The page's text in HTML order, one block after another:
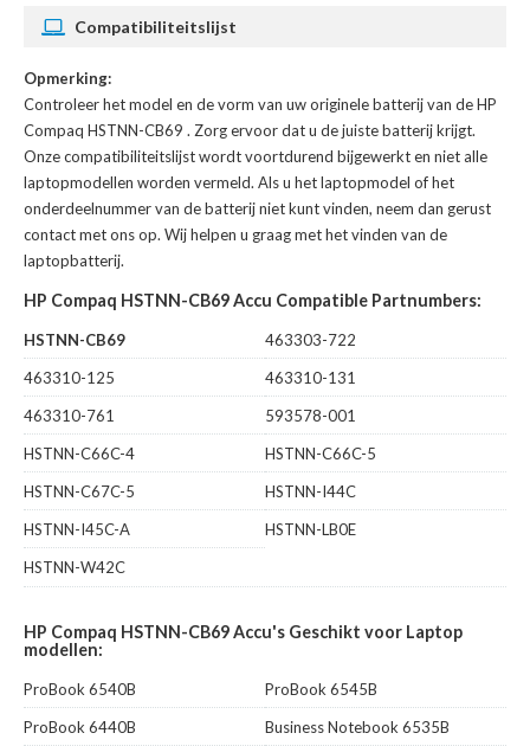
Compatibiliteitslijst
Opmerking:
Controleer het model en de vorm van uw originele batterij van de HP
Compaq HSTNN-CB69 . Zorg ervoor dat u de juiste batterij krijgt.
Onze compatibiliteitslijst wordt voortdurend bijgewerkt en niet alle
laptopmodellen worden vermeld. Als u het laptopmodel of het
onderdeelnummer van de batterij niet kunt vinden, neem dan gerust
contact met ons op. Wij helpen u graag met het vinden van de
laptopbatterij.
HP Compaq HSTNN-CB69 Accu Compatible Partnumbers:
HSTNN-CB69
463303-722
463310-125
463310-131
463310-761
593578-001
HSTNN-C66C-4
HSTNN-C66C-5
HSTNN-C67C-5
HSTNN-I44C
HSTNN-I45C-A
HSTNN-LB0E
HSTNN-W42C
HP Compaq HSTNN-CB69 Accu's Geschikt voor Laptop
modellen:
ProBook 6540B
ProBook 6545B
ProBook 6440B
Business Notebook 6535B